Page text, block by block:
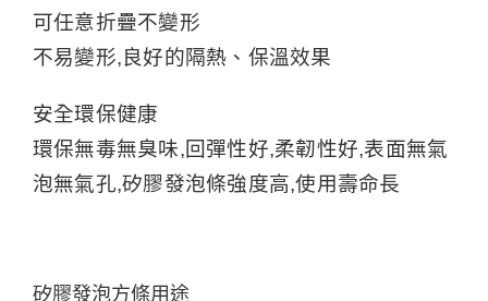
可任意折疊不變形
不易變形,良好的隔熱、保溫效果
安全環保健康
環保無毒無臭味,回彈性好,柔韌性好,表面無氣
泡無氣孔,矽膠發泡條強度高,使用壽命長
矽膠發泡方條用途